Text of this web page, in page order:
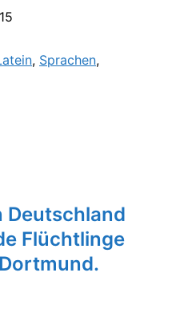
, Sprachen,
Deutschland
Flüchtlinge